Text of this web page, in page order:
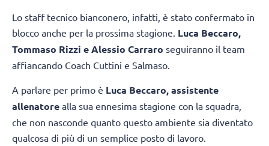
Lo staff tecnico bianconero, infatti, è stato confermato in
blocco anche per la prossima stagione. Luca Beccaro,
Tommaso Rizzi e Alessio Carraro seguiranno il team
affiancando Coach Cuttini e Salmaso.
A parlare per primo è Luca Beccaro, assistente
allenatore alla sua ennesima stagione con la squadra,
che non nasconde quanto questo ambiente sia diventato
qualcosa di più di un semplice posto di lavoro.